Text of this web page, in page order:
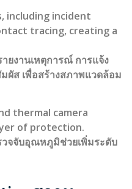
including incident
tracing, creating a
ยงานเหตุการณ์ การแจ้ง
ผัส เพื่อสร้างสภาพแวดล้อม
thermal camera
of protection.
วจจับอุณหภูมิช่วยเพิ่มระดับ